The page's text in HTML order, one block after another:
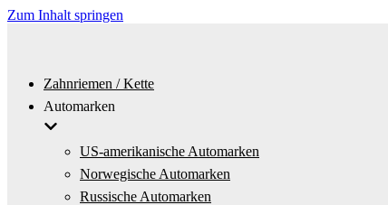
Zum Inhalt springen
Zahnriemen / Kette
Automarken
US-amerikanische Automarken
Norwegische Automarken
Russische Automarken